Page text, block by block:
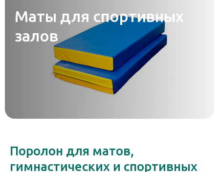
Маты для спортивных
залов
Поролон для матов,
гимнастических и спортивных